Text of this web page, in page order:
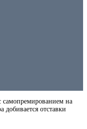
самопремированием на
добивается отставки